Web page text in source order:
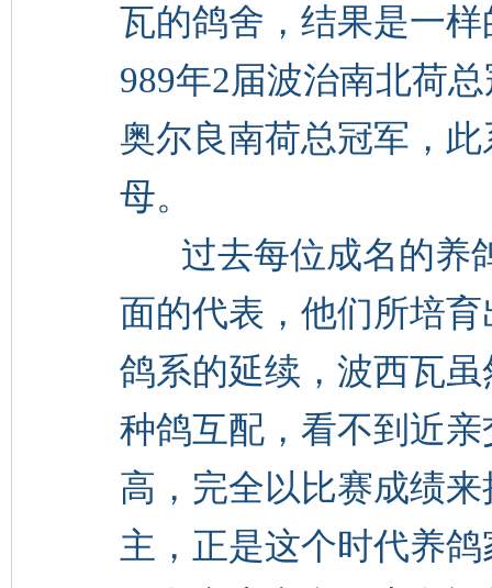
瓦的鸽舍，结果是一
989年2届波治南北荷
奥尔良南荷总冠军，
母。
过去每位成名的养
面的代表，他们所培
鸽系的延续，波西瓦
种鸽互配，看不到近
高，完全以比赛成绩
主，正是这个时代养